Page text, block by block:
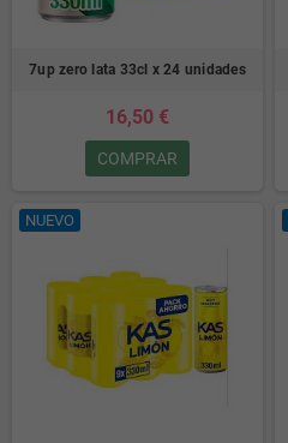
7up zero lata 33cl x 24 unidades
16,50 €
COMPRAR
NUEVO